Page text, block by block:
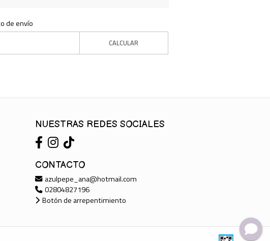
de envío
CALCULAR
NUESTRAS REDES SOCIALES
CONTACTO
azulpepe_ana@hotmail.com
02804827196
Botón de arrepentimiento